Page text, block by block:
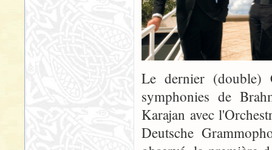
Le dernier (double)
symphonies de
Karajan avec
Deutsche